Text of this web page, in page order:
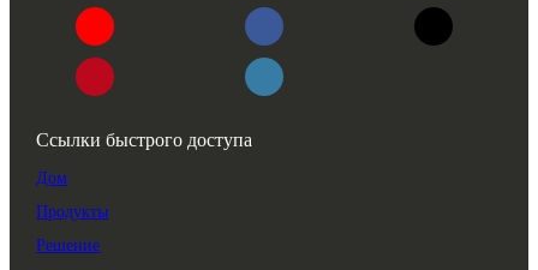
Ссылки быстрого доступа
Дом
Продукты
Решение